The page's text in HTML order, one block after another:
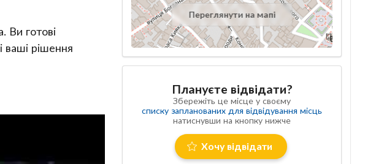
Ви готові
ваші рішення
Переглянути на мапі
Плануєте відвідати?
Збережіть це місце у своєму
списку запланованих для відвідування місць
натиснувши на кнопку нижче
Хочу відвідати